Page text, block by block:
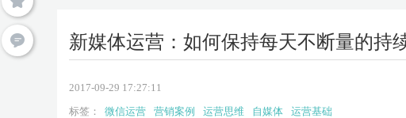
新媒体运营：如何保持每天不断量的持
2017-09-29 17:27:11
标签： 微信运营 营销案例 运营思维 自媒体 运营基础